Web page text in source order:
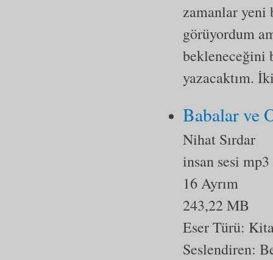
zamanlar yeni
görüyordum
bekleneceğini
yazacaktım.
Babalar ve
Nihat Sırdar
insan sesi mp3
16 Ayrım
243,22 MB
Eser Türü:
Seslendiren: